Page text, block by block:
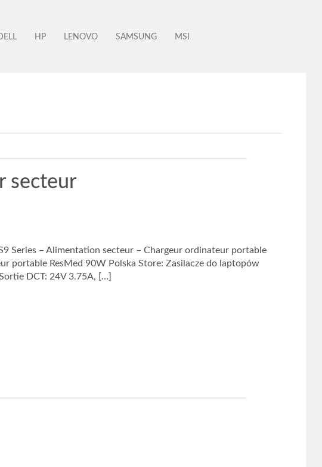
HP LENOVO SAMSUNG MSI
secteur
Series – Alimentation secteur – Chargeur ordinateur portable
portable ResMed 90W Polska Store: Zasilacze do laptopów
DCT: 24V 3.75A, […]